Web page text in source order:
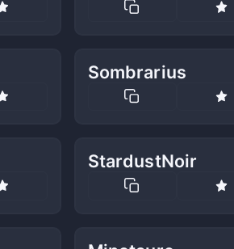
Sombrarius
StardustNoir